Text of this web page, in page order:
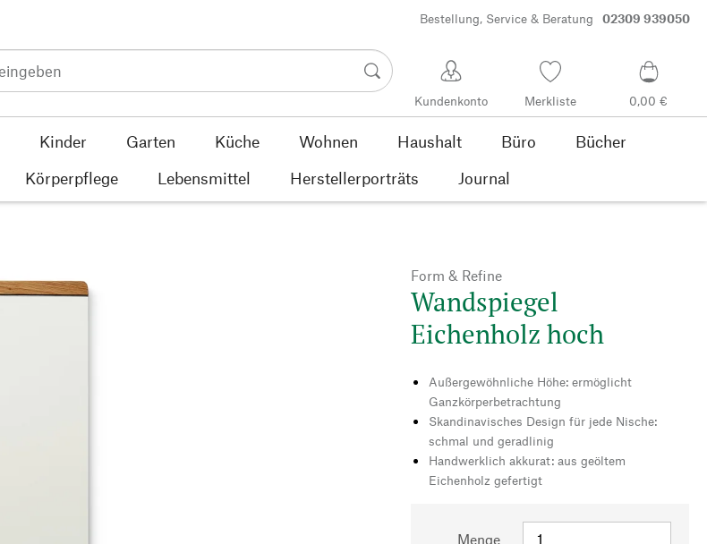
Bestellung, Service & Beratung 02309 939050
Kundenkonto Merkliste 0,00 €
Kinder Garten Küche Wohnen Haushalt Büro
Bücher
Körperpflege Lebensmittel Herstellerporträts Journal
Form & Refine
Wandspiegel
Eichenholz hoch
Außergewöhnliche Höhe: ermöglicht
Ganzkörperbetrachtung
Skandinavisches Design für jede Nische:
schmal und geradlinig
Handwerklich akkurat: aus geöltem
Eichenholz gefertigt
Menge